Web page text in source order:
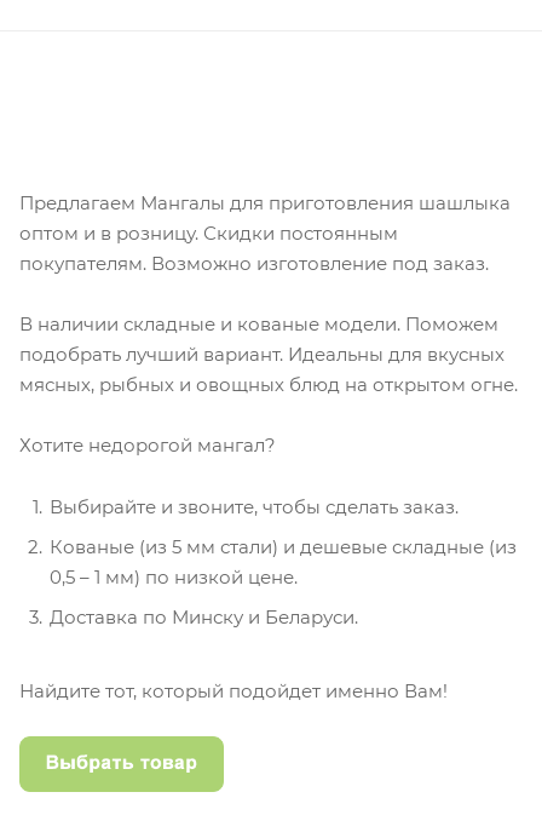
Предлагаем Мангалы для приготовления шашлыка
оптом и в розницу. Скидки постоянным
покупателям. Возможно изготовление под заказ.
В наличии складные и кованые модели. Поможем
подобрать лучший вариант. Идеальны для вкусных
мясных, рыбных и овощных блюд на открытом огне.
Хотите недорогой мангал?
Выбирайте и звоните, чтобы сделать заказ.
Кованые (из 5 мм стали) и дешевые складные (из
0,5 – 1 мм) по низкой цене.
Доставка по Минску и Беларуси.
Найдите тот, который подойдет именно Вам!